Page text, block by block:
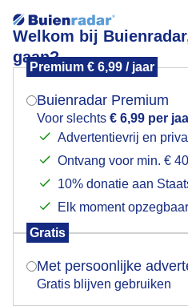
Welkom bij
gaan?
Premium € 6,99 / jaar
Buienradar Premium
Voor slechts € 6,99 per
Advertentievrij en
Ontvang voor min. €
10% donatie aan
Elk moment opzegbaar
Gratis
Met persoonlijke
Gratis blijven gebruiken
De geschupde inktzwam
Mogen we je locatie
Indien je hier nog geen
verschijnt er zo een pop-
Is goed,